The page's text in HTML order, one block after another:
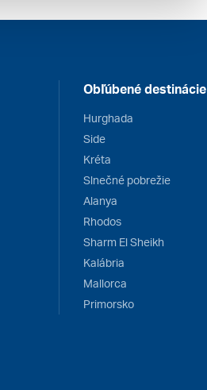
Obľúbené destinácie
Hurghada
Side
Kréta
Slnečné pobrežie
Alanya
Rhodos
Sharm El Sheikh
Kalábria
Mallorca
Primorsko